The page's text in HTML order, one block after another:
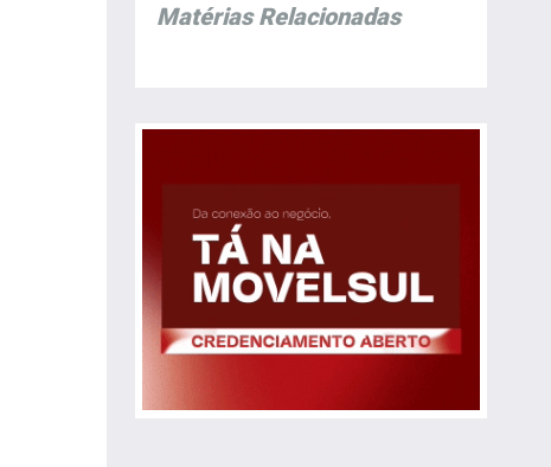
Matérias Relacionadas